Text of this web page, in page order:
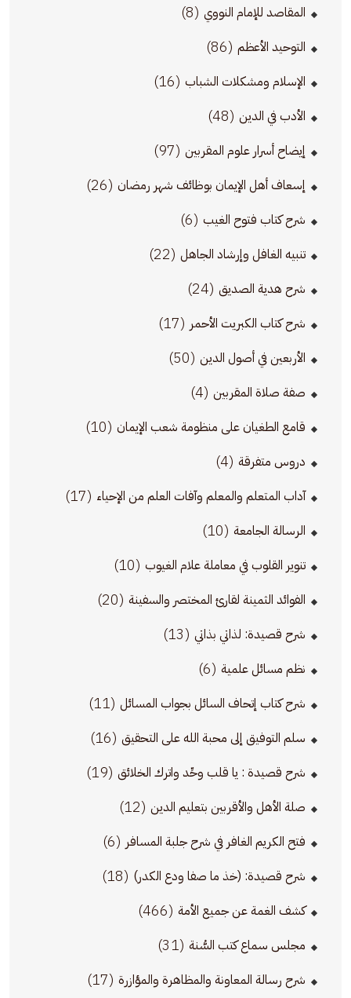
المقاصد للإمام النووي (8)
التوحيد الأعظم (86)
الإسلام ومشكلات الشباب (16)
الأدب في الدين (48)
إيضاح أسرار علوم المقربين (97)
إسعاف أهل الإيمان بوظائف شهر رمضان (26)
شرح كتاب فتوح الغيب (6)
تنبيه الغافل وإرشاد الجاهل (22)
شرح هدية الصديق (24)
شرح كتاب الكبريت الأحمر (17)
الأربعين في أصول الدين (50)
صفة صلاة المقربين (4)
قامع الطغيان على منظومة شعب الإيمان (10)
دروس متفرقة (4)
آداب المتعلم والمعلم وآفات العلم من الإحياء (17)
الرسالة الجامعة (10)
تنوير القلوب في معاملة علام الغيوب (10)
الفوائد الثمينة لقارئ المختصر والسفينة (20)
شرح قصيدة: لذاتي بذاتي (13)
نظم مسائل علمية (6)
شرح كتاب إتحاف السائل بجواب المسائل (11)
سلم التوفيق إلى محبة الله على التحقيق (16)
شرح قصيدة : يا قلب وحِّد واترك الخلائق (19)
صلة الأهل والأقربين بتعليم الدين (12)
فتح الكريم الغافر في شرح جلبة المسافر (6)
شرح قصيدة: (خذ ما صفا ودع الكدر) (18)
كشف الغمة عن جميع الأمة (466)
مجلس سماع كتب السُّنة (31)
شرح رسالة المعاونة والمظاهرة والمؤازرة (17)